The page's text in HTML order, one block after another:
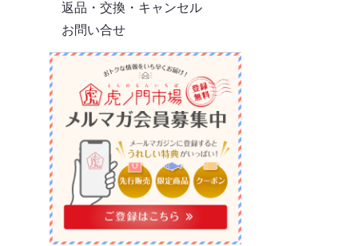
返品・交換・キャンセル
お問い合せ